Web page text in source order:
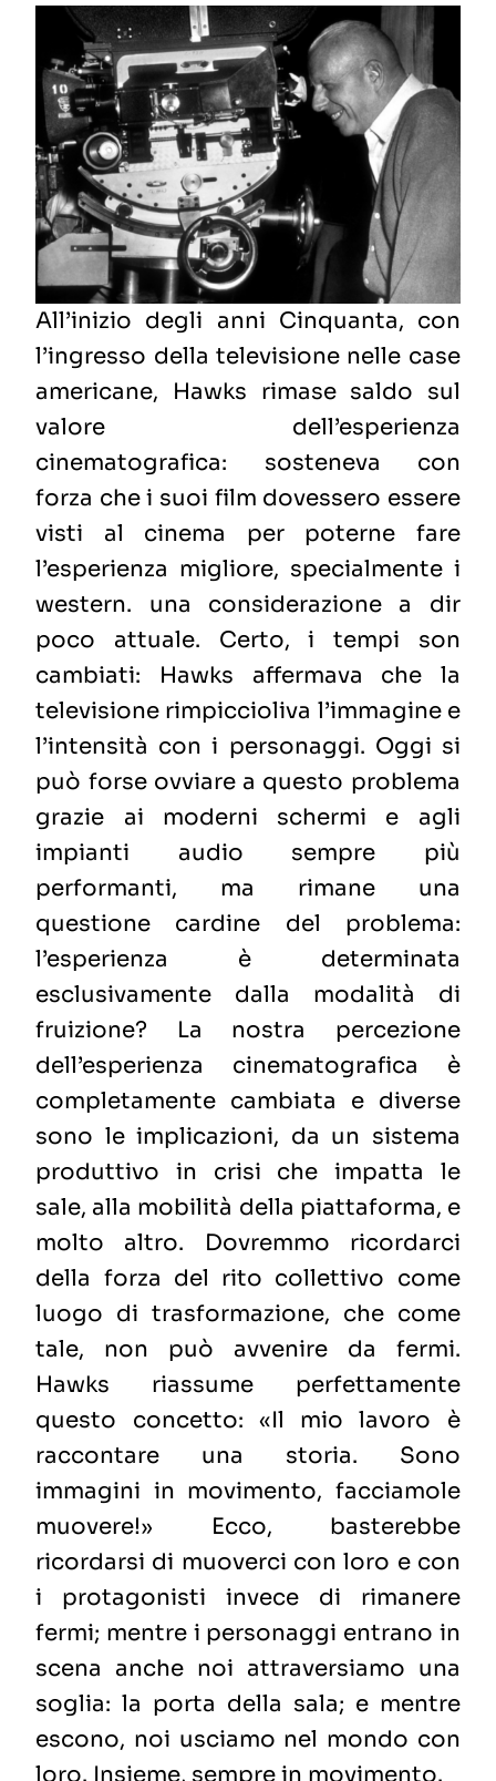
All’inizio degli anni Cinquanta, con
l’ingresso della televisione nelle case
americane, Hawks rimase saldo sul
valore dell’esperienza
cinematografica: sosteneva con
forza che i suoi film dovessero essere
visti al cinema per poterne fare
l’esperienza migliore, specialmente i
western. una considerazione a dir
poco attuale. Certo, i tempi son
cambiati: Hawks affermava che la
televisione rimpiccioliva l’immagine e
l’intensità con i personaggi. Oggi si
può forse ovviare a questo problema
grazie ai moderni schermi e agli
impianti audio sempre più
performanti, ma rimane una
questione cardine del problema:
l’esperienza è determinata
esclusivamente dalla modalità di
fruizione? La nostra percezione
dell’esperienza cinematografica è
completamente cambiata e diverse
sono le implicazioni, da un sistema
produttivo in crisi che impatta le
sale, alla mobilità della piattaforma, e
molto altro. Dovremmo ricordarci
della forza del rito collettivo come
luogo di trasformazione, che come
tale, non può avvenire da fermi.
Hawks riassume perfettamente
questo concetto: «Il mio lavoro è
raccontare una storia. Sono
immagini in movimento, facciamole
muovere!» Ecco, basterebbe
ricordarsi di muoverci con loro e con
i protagonisti invece di rimanere
fermi; mentre i personaggi entrano in
scena anche noi attraversiamo una
soglia: la porta della sala; e mentre
escono, noi usciamo nel mondo con
loro. Insieme, sempre in movimento.